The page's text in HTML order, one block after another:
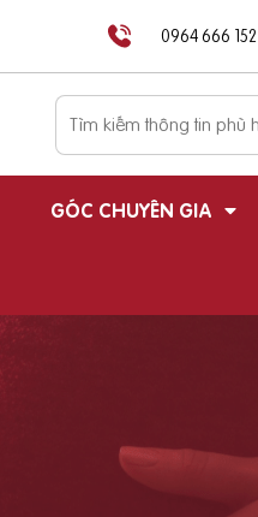
0964 666 152
GÓC CHUYÊN GIA